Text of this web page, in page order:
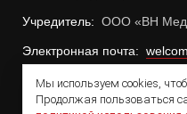
Учредитель: ООО «ВН
Электронная почта:
Мы используем cookies,
Продолжая пользоваться